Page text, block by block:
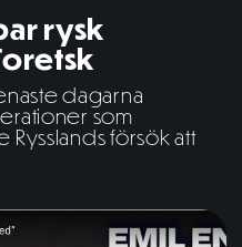
rysk
dagarna
som
försök att